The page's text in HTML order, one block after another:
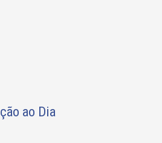
ao Dia